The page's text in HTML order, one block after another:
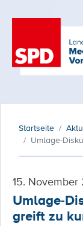
Startseite
Umlage-
15. November
Umlage-
greift zu